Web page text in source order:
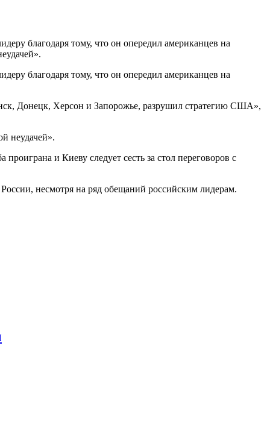
благодаря тому, что он опередил американцев на
благодаря тому, что он опередил американцев на
Донецк, Херсон и Запорожье, разрушил стратегию США»,
неудачей».
и Киеву следует сесть за стол переговоров с
несмотря на ряд обещаний российским лидерам.